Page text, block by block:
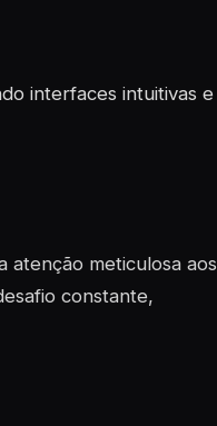
interfaces intuitivas e
atenção meticulosa aos
constante,